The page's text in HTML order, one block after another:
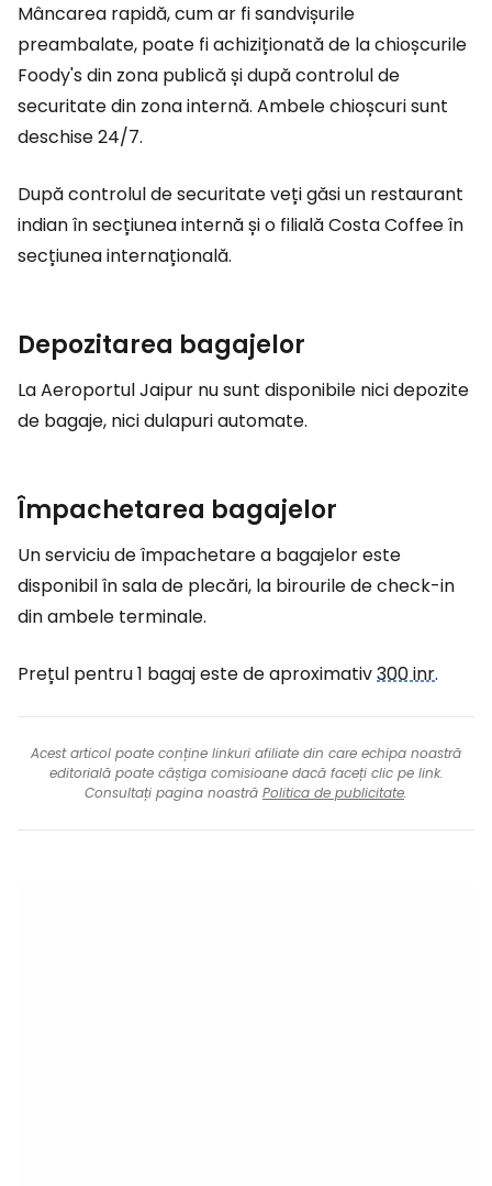
Mâncarea rapidă, cum ar fi sandvișurile
preambalate, poate fi achiziționată de la chioșcurile
Foody's din zona publică și după controlul de
securitate din zona internă. Ambele chioșcuri sunt
deschise 24/7.
După controlul de securitate veți găsi un restaurant
indian în secțiunea internă și o filială Costa Coffee în
secțiunea internațională.
Depozitarea bagajelor
La Aeroportul Jaipur nu sunt disponibile nici depozite
de bagaje, nici dulapuri automate.
Împachetarea bagajelor
Un serviciu de împachetare a bagajelor este
disponibil în sala de plecări, la birourile de check-in
din ambele terminale.
Prețul pentru 1 bagaj este de aproximativ300 inr.
Acest articol poate conține linkuri afiliate din care echipa noastră
editorială poate câștiga comisioane dacă faceți clic pe link.
Consultați pagina noastră Politica de publicitate.